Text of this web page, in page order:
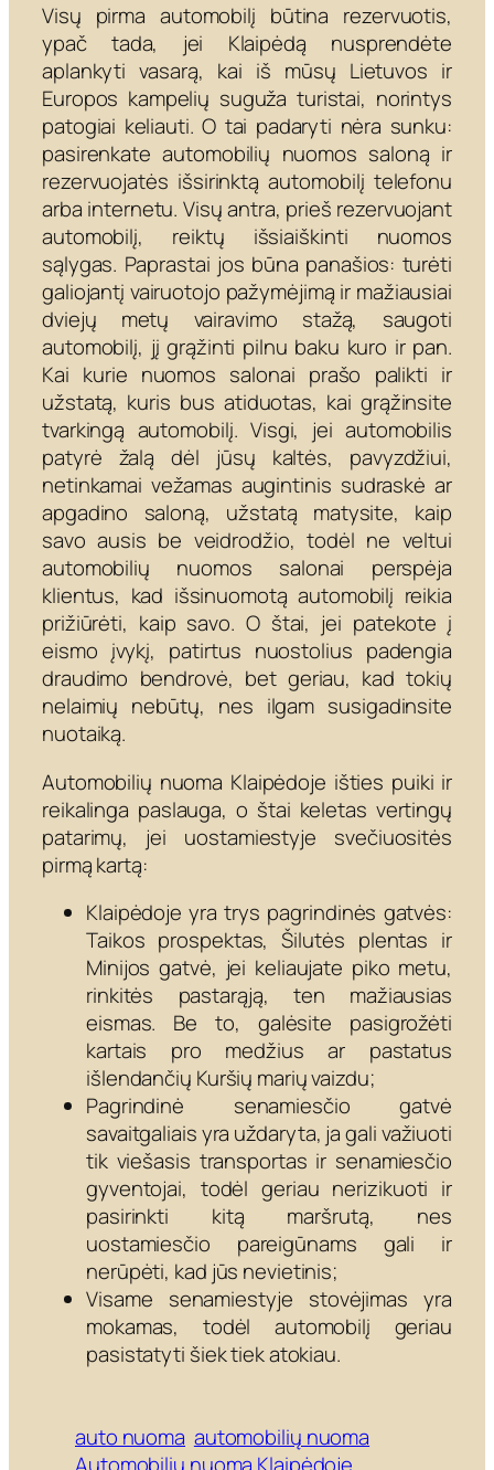
Visų pirma automobilį būtina rezervuotis,
ypač tada, jei Klaipėdą nusprendėte
aplankyti vasarą, kai iš mūsų Lietuvos ir
Europos kampelių suguža turistai, norintys
patogiai keliauti. O tai padaryti nėra sunku:
pasirenkate automobilių nuomos saloną ir
rezervuojatės išsirinktą automobilį telefonu
arba internetu. Visų antra, prieš rezervuojant
automobilį, reiktų išsiaiškinti nuomos
sąlygas. Paprastai jos būna panašios: turėti
galiojantį vairuotojo pažymėjimą ir mažiausiai
dviejų metų vairavimo stažą, saugoti
automobilį, jį grąžinti pilnu baku kuro ir pan.
Kai kurie nuomos salonai prašo palikti ir
užstatą, kuris bus atiduotas, kai grąžinsite
tvarkingą automobilį. Visgi, jei automobilis
patyrė žalą dėl jūsų kaltės, pavyzdžiui,
netinkamai vežamas augintinis sudraskė ar
apgadino saloną, užstatą matysite, kaip
savo ausis be veidrodžio, todėl ne veltui
automobilių nuomos salonai perspėja
klientus, kad išsinuomotą automobilį reikia
prižiūrėti, kaip savo. O štai, jei patekote į
eismo įvykį, patirtus nuostolius padengia
draudimo bendrovė, bet geriau, kad tokių
nelaimių nebūtų, nes ilgam susigadinsite
nuotaiką.
Automobilių nuoma Klaipėdoje išties puiki ir
reikalinga paslauga, o štai keletas vertingų
patarimų, jei uostamiestyje svečiuositės
pirmą kartą:
Klaipėdoje yra trys pagrindinės gatvės:
Taikos prospektas, Šilutės plentas ir
Minijos gatvė, jei keliaujate piko metu,
rinkitės pastarąją, ten mažiausias
eismas. Be to, galėsite pasigrožėti
kartais pro medžius ar pastatus
išlendančių Kuršių marių vaizdu;
Pagrindinė senamiesčio gatvė
savaitgaliais yra uždaryta, ja gali važiuoti
tik viešasis transportas ir senamiesčio
gyventojai, todėl geriau nerizikuoti ir
pasirinkti kitą maršrutą, nes
uostamiesčio pareigūnams gali ir
nerūpėti, kad jūs nevietinis;
Visame senamiestyje stovėjimas yra
mokamas, todėl automobilį geriau
pasistatyti šiek tiek atokiau.
auto nuoma automobilių nuoma